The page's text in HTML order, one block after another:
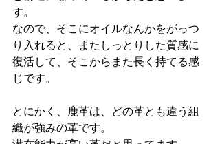
す。
なので、そこにオイルなんかをがっつ
り入れると、またしっとりした質感に
復活して、そこからまた長く持てる感
じです。
とにかく、鹿革は、どの革とも違う組
織が強みの革です。